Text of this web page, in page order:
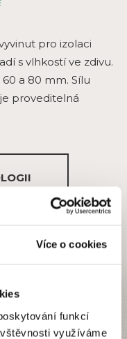
Více o cookies
funkcí
využíváme
pro izolaci
s vlhkostí ve zdivu.
a 80 mm. Sílu
proveditelná